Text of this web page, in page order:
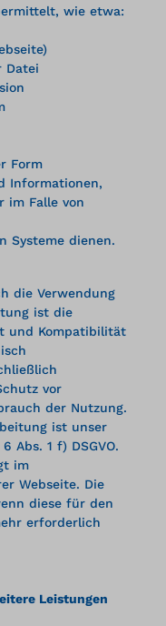
wie etwa:
Datei
Form
Informationen,
im Falle von
Systeme dienen.
die Verwendung
ist die
und Kompatibilität
vor
der Nutzung.
ist unser
Abs. 1 f) DSGVO.
im
Webseite. Die
diese für den
erforderlich
Leistungen